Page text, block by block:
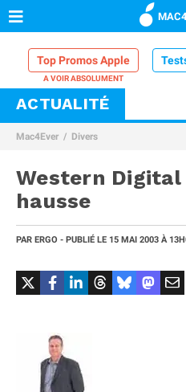
Top Promos Apple
VPN Mac
Comparatif iPhone
ACTUALITÉ
Mac4Ever Divers
Western Digital
hausse
PAR ERGO - PUBLIÉ LE 15 MAI 2003 À